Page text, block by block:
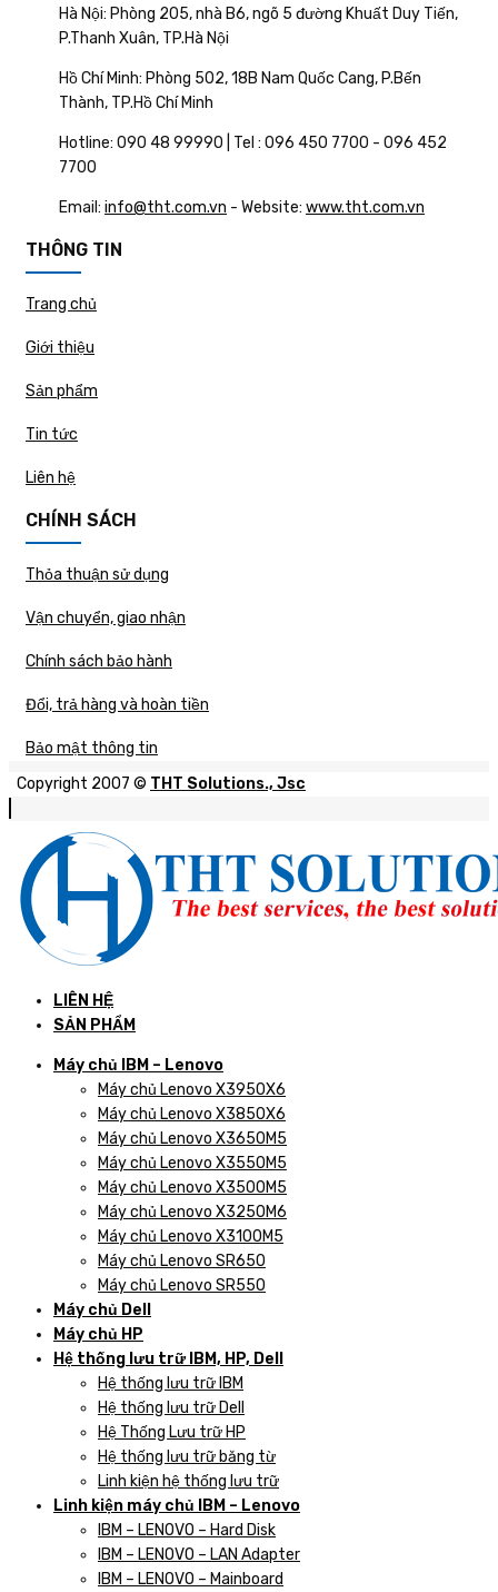
Hà Nội: Phòng 205, nhà B6, ngõ 5 đường Khuất Duy Tiến,
P.Thanh Xuân, TP.Hà Nội
Hồ Chí Minh: Phòng 502, 18B Nam Quốc Cang, P.Bến
Thành, TP.Hồ Chí Minh
Hotline: 090 48 99990 | Tel : 096 450 7700 - 096 452
7700
Email: info@tht.com.vn - Website: www.tht.com.vn
THÔNG TIN
Trang chủ
Giới thiệu
Sản phẩm
Tin tức
Liên hệ
CHÍNH SÁCH
Thỏa thuận sử dụng
Vận chuyển, giao nhận
Chính sách bảo hành
Đổi, trả hàng và hoàn tiền
Bảo mật thông tin
Copyright 2007 © THT Solutions., Jsc
LIÊN HỆ
SẢN PHẨM
Máy chủ IBM – Lenovo
Máy chủ Lenovo X3950X6
Máy chủ Lenovo X3850X6
Máy chủ Lenovo X3650M5
Máy chủ Lenovo X3550M5
Máy chủ Lenovo X3500M5
Máy chủ Lenovo X3250M6
Máy chủ Lenovo X3100M5
Máy chủ Lenovo SR650
Máy chủ Lenovo SR550
Máy chủ Dell
Máy chủ HP
Hệ thống lưu trữ IBM, HP, Dell
Hệ thống lưu trữ IBM
Hệ thống lưu trữ Dell
Hệ Thống Lưu trữ HP
Hệ thống lưu trữ băng từ
Linh kiện hệ thống lưu trữ
Linh kiện máy chủ IBM – Lenovo
IBM – LENOVO – Hard Disk
IBM – LENOVO – LAN Adapter
IBM – LENOVO – Mainboard